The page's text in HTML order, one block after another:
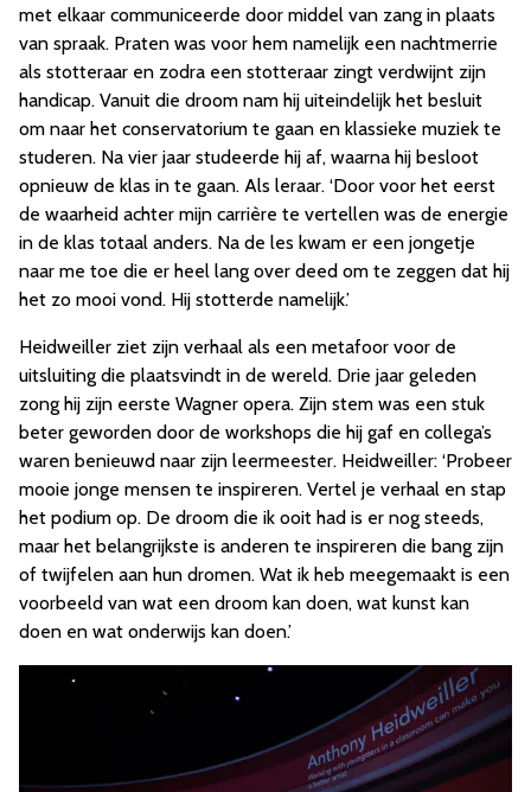
met elkaar communiceerde door middel van zang in plaats
van spraak. Praten was voor hem namelijk een nachtmerrie
als stotteraar en zodra een stotteraar zingt verdwijnt zijn
handicap. Vanuit die droom nam hij uiteindelijk het besluit
om naar het conservatorium te gaan en klassieke muziek te
studeren. Na vier jaar studeerde hij af, waarna hij besloot
opnieuw de klas in te gaan. Als leraar. ‘Door voor het eerst
de waarheid achter mijn carrière te vertellen was de energie
in de klas totaal anders. Na de les kwam er een jongetje
naar me toe die er heel lang over deed om te zeggen dat hij
het zo mooi vond. Hij stotterde namelijk.’
Heidweiller ziet zijn verhaal als een metafoor voor de
uitsluiting die plaatsvindt in de wereld. Drie jaar geleden
zong hij zijn eerste Wagner opera. Zijn stem was een stuk
beter geworden door de workshops die hij gaf en collega’s
waren benieuwd naar zijn leermeester. Heidweiller: ‘Probeer
mooie jonge mensen te inspireren. Vertel je verhaal en stap
het podium op. De droom die ik ooit had is er nog steeds,
maar het belangrijkste is anderen te inspireren die bang zijn
of twijfelen aan hun dromen. Wat ik heb meegemaakt is een
voorbeeld van wat een droom kan doen, wat kunst kan
doen en wat onderwijs kan doen.’